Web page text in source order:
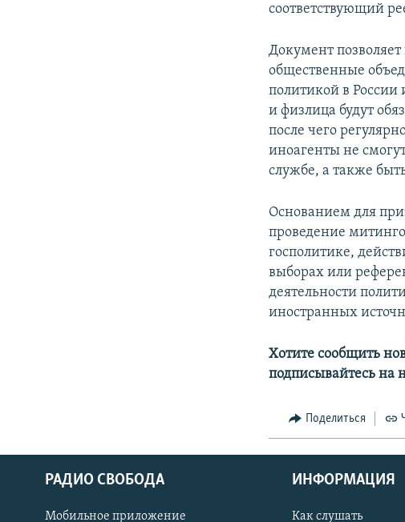
соответствующий
Документ
общественные
политикой в
и физлица будут
после чего
иноагенты не
службе, а также
Основанием для
проведение
госполитике,
выборах или
деятельности
иностранных
Хотите сообщить
подписывайтесь на
Поделиться
РАДИО СВОБОДА
Мобильное приложение
ИНФОРМАЦИЯ
Как слушать